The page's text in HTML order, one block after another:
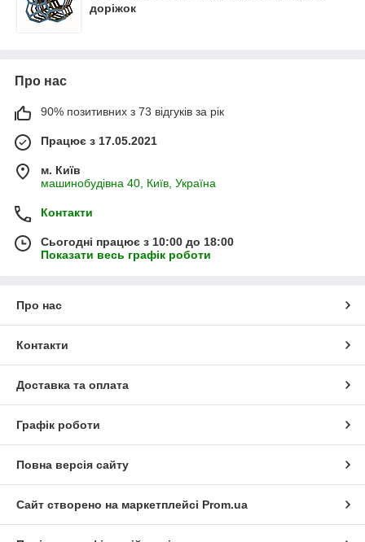
доріжок
Про нас
90% позитивних з 73 відгуків за рік
Працює з 17.05.2021
м. Київ
машинобудівна 40, Київ, Україна
Контакти
Сьогодні працює з 10:00 до 18:00
Показати весь графік роботи
Про нас
Контакти
Доставка та оплата
Графік роботи
Повна версія сайту
Сайт створено на маркетплейсі Prom.ua